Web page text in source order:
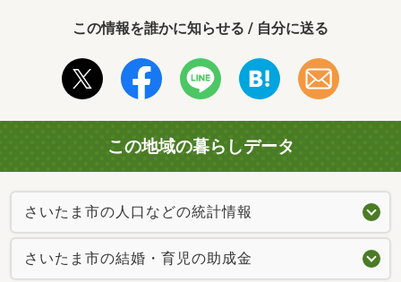
この情報を誰かに知らせる / 自分に送る
この地域の暮らしデータ
さいたま市の人口などの統計情報
さいたま市の結婚・育児の助成金